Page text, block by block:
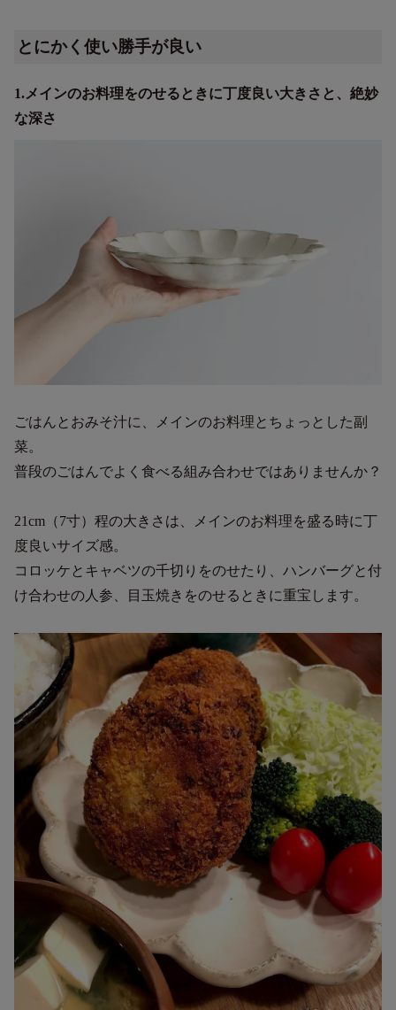
とにかく使い勝手が良い
1.メインのお料理をのせるときに丁度良い大きさと、絶妙
な深さ
ごはんとおみそ汁に、メインのお料理とちょっとした副
菜。
普段のごはんでよく食べる組み合わせではありませんか？
21cm（7寸）程の大きさは、メインのお料理を盛る時に丁
度良いサイズ感。
コロッケとキャベツの千切りをのせたり、ハンバーグと付
け合わせの人参、目玉焼きをのせるときに重宝します。